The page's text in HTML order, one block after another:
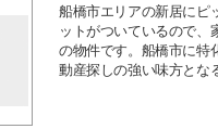
船橋市エリアの新居にピ
ットがついているので、
の物件です。船橋市に特
動産探しの強い味方とな